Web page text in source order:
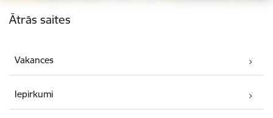
Kājene
Ātrās saites
Vakances
Iepirkumi